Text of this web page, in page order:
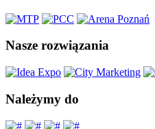
Nasze rozwiązania
Należymy do